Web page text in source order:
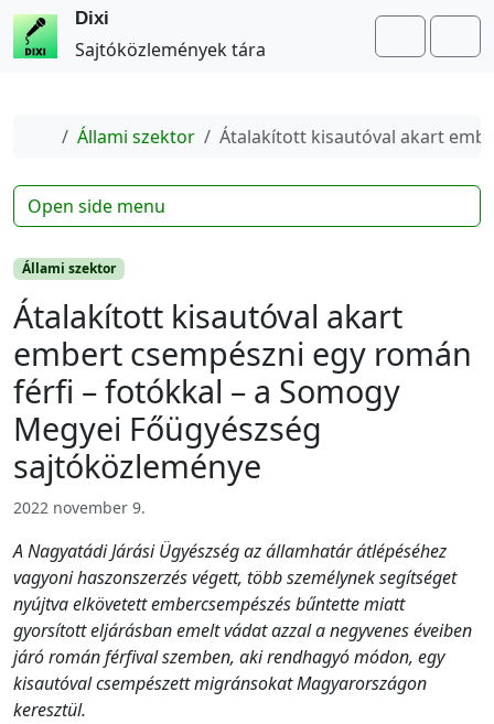
Dixi
Sajtóközlemények tára
Home
Állami szektor Átalakított kisautóval akart
Állami szektor
Átalakított kisautóval akart
embert csempészni egy román
férfi – fotókkal – a Somogy
Megyei Főügyészség
sajtóközleménye
2022 november 9.
A Nagyatádi Járási Ügyészség az államhatár átlépéséhez
vagyoni haszonszerzés végett, több személynek segítséget
nyújtva elkövetett embercsempészés bűntette miatt
gyorsított eljárásban emelt vádat azzal a negyvenes éveiben
járó román férfival szemben, aki rendhagyó módon, egy
kisautóval csempészett migránsokat Magyarországon
keresztül.
Open side menu